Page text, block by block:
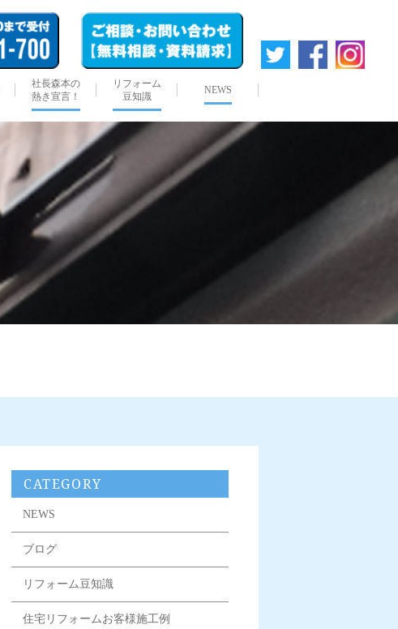
社長森本の
熱き宣言！
リフォーム
豆知識
NEWS
CATEGORY
NEWS
ブログ
リフォーム豆知識
住宅リフォームお客様施工例